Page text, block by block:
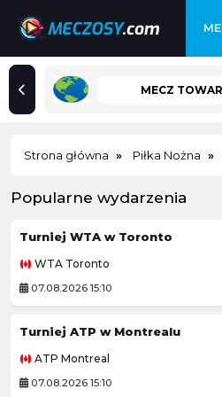
MECZ
Strona główna Piłka Nożna
Popularne wydarzenia
Turniej WTA w Toronto
WTA Toronto
07.08.2026 15:10
Turniej ATP w Montrealu
ATP Montreal
07.08.2026 15:10